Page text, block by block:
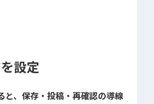
設定
と、保存・投稿・再確認の導線